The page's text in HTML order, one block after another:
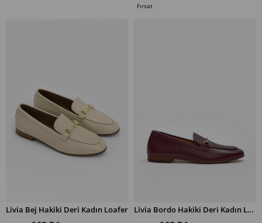
Fırsat
Livia Bej Hakiki Deri Kadın Loafer Livia Bordo Hakiki Deri Kadın Loafer